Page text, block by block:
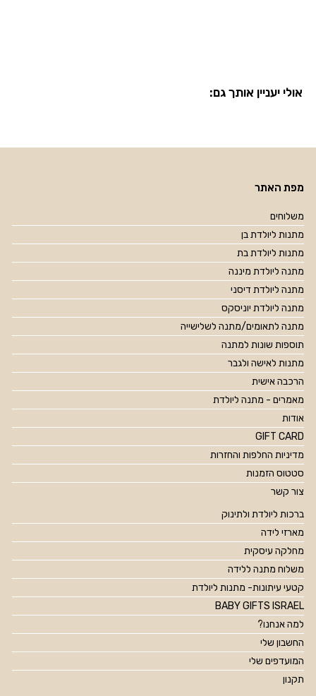
אולי יעניין אותך גם:
מפת האתר
משלוחים
מתנות ליולדת בן
מתנות ליולדת בת
מתנה ליולדת מיננה
מתנה ליולדת דיסני
מתנה ליולדת יוניסקס
מתנה לתאומים/מתנה לשלישייה
תוספות שונות למתנה
מתנות לאישה ולגבר
הרכבה אישית
מאמרים - מתנה ליולדת
אודות
GIFT CARD
מדיניות החלפות והחזרות
סטטוס הזמנות
צור קשר
ברכות ליולדת ולתינוק
מארזי לידה
מחלקה עיסקית
משלוח מתנה ללידה
קטעי עיתונות- מתנות ליולדת
BABY GIFTS ISRAEL
למה אנחנו?
החשבון שלי
המועדפים שלי
תקנון